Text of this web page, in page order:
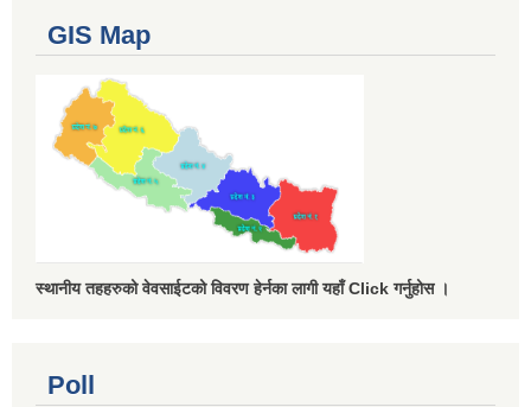
GIS Map
स्थानीय तहहरुको वेवसाईटको विवरण हेर्नका लागी यहाँ Click गर्नुहोस ।
Poll